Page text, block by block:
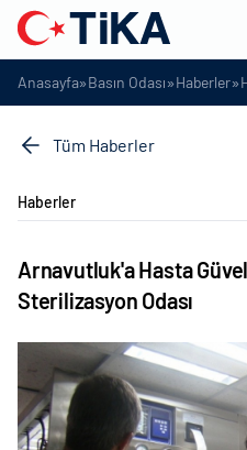
Anasayfa»Basın Odası»Haberler»
Tüm Haberler
Haberler
Arnavutluk'a Hasta
Sterilizasyon Odası